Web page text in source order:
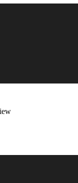
BAÑO
PANTAL